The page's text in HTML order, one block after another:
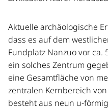
Aktuelle archäologische
dass es auf dem
Fundplatz Nanzuo vor ca.
ein solches Zentrum
eine Gesamtfläche von
zentralen Kernbereich
besteht aus neun u-